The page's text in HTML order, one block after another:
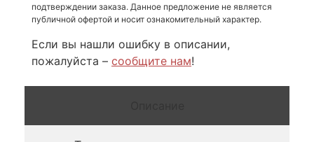
подтверждении заказа. Данное предложение не является
публичной офертой и носит ознакомительный характер.
Если вы нашли ошибку в описании,
пожалуйста – сообщите нам!